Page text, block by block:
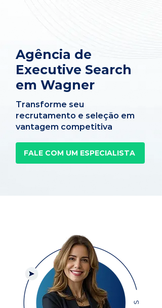
Agência de
Executive Search
em Wagner
Transforme seu
recrutamento e seleção em
vantagem competitiva
FALE COM UM ESPECIALISTA